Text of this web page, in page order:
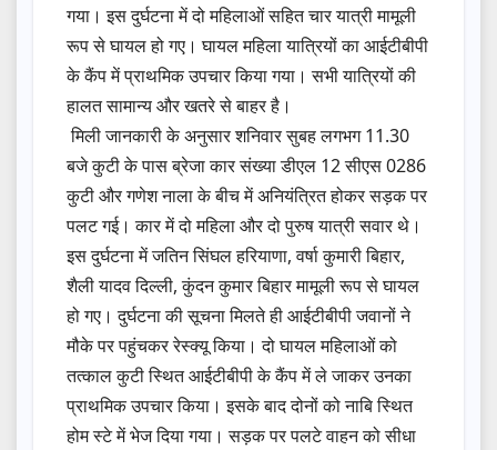
गया। इस दुर्घटना में दो महिलाओं सहित चार यात्री मामूली
रूप से घायल हो गए। घायल महिला यात्रियों का आईटीबीपी
के कैंप में प्राथमिक उपचार किया गया। सभी यात्रियों की
हालत सामान्य और खतरे से बाहर है।
मिली जानकारी के अनुसार शनिवार सुबह लगभग 11.30
बजे कुटी के पास ब्रेजा कार संख्या डीएल 12 सीएस 0286
कुटी और गणेश नाला के बीच में अनियंत्रित होकर सड़क पर
पलट गई। कार में दो महिला और दो पुरुष यात्री सवार थे।
इस दुर्घटना में जतिन सिंघल हरियाणा, वर्षा कुमारी बिहार,
शैली यादव दिल्ली, कुंदन कुमार बिहार मामूली रूप से घायल
हो गए। दुर्घटना की सूचना मिलते ही आईटीबीपी जवानों ने
मौके पर पहुंचकर रेस्क्यू किया। दो घायल महिलाओं को
तत्काल कुटी स्थित आईटीबीपी के कैंप में ले जाकर उनका
प्राथमिक उपचार किया। इसके बाद दोनों को नाबि स्थित
होम स्टे में भेज दिया गया। सड़क पर पलटे वाहन को सीधा